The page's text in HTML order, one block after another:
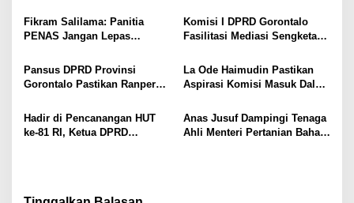
o
Fikram Salilama: Panitia
PENAS Jangan Lepas
Pansus
Komisi I DPRD Gorontalo
Fasilitasi Mediasi Sengketa
Pansus DPRD Provinsi
Gorontalo Pastikan Ranperda
Masyarakat Kecil
La Ode Haimudin Pastikan
Aspirasi Komisi Masuk Dalam
Perubahan
Hadir di Pencanangan HUT
ke-81 RI, Ketua DPRD
Anas Jusuf Dampingi Tenaga
Ahli Menteri Pertanian Bahas